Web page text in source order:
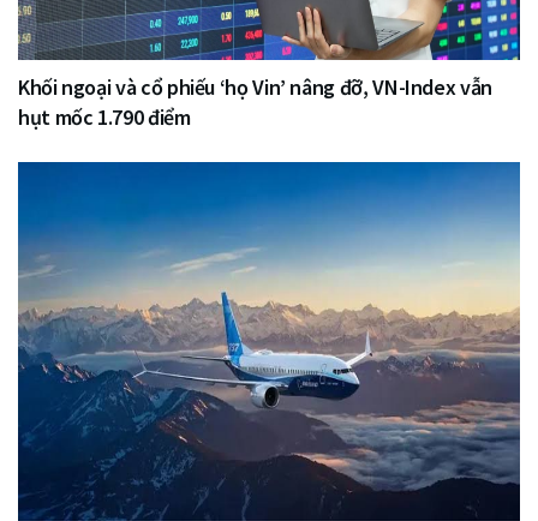
Khối ngoại và cổ phiếu ‘họ Vin’ nâng đỡ, VN-Index vẫn
hụt mốc 1.790 điểm